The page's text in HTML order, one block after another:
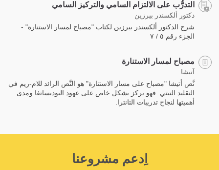
التدرُّب على الالتزام السامي والتركيز السامي
دكتور ألكسندر بيرزين
شرح الدكتور ألكسندر بيرزين لكتاب "مصباح لمسار الاستنارة" -
الجزء رقم ٥ / ٧
مصباح لمسار الاستنارة
آتيشا
نَّص أتيشا "مصباح على مسار الاستنارة" هو النَّص الرائد للام-ريم في
التقليد التبتي. فهو يركز بشكل خاص على عهود البوديساتفا ومدى
أهميتها لنجاح تدريبات التانترا.
اِدعم مشروعنا